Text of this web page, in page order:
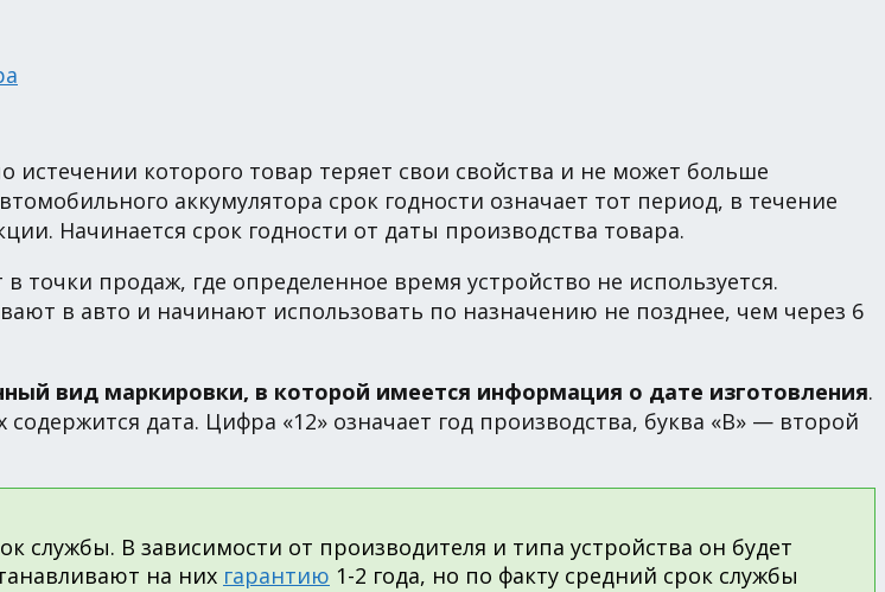
которого товар теряет свои свойства и не может больше
аккумулятора срок годности означает тот период, в течение
Начинается срок годности от даты производства товара.
точки продаж, где определенное время устройство не используется.
в авто и начинают использовать по назначению не позднее, чем через 6
вид маркировки, в которой имеется информация о дате изготовления.
дата. Цифра «12» означает год производства, буква «В» — второй
службы. В зависимости от производителя и типа устройства он будет
на них гарантию 1-2 года, но по факту средний срок службы